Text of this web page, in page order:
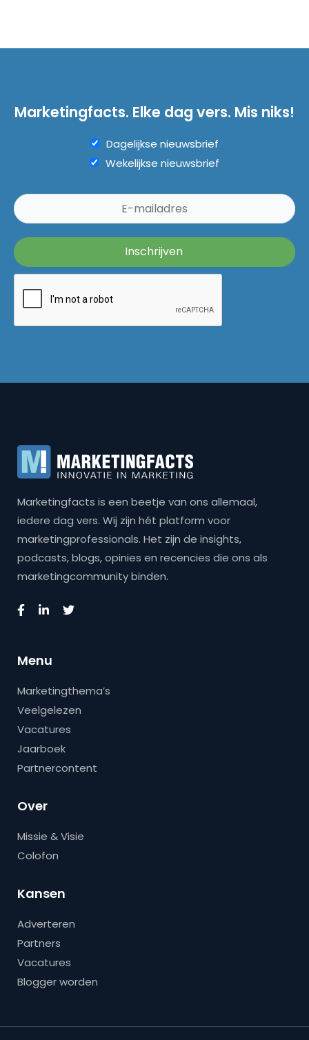
Marketingfacts. Elke dag vers. Mis niks!
Dagelijkse nieuwsbrief
Wekelijkse nieuwsbrief
Marketingfacts is een beetje van ons allemaal,
iedere dag vers. Wij zijn hét platform voor
marketingprofessionals. Het zijn de insights,
podcasts, blogs, opinies en recencies die ons als
marketingcommunity binden.
Menu
Marketingthema’s
Veelgelezen
Vacatures
Jaarboek
Partnercontent
Over
Missie & Visie
Colofon
Kansen
Adverteren
Partners
Vacatures
Blogger worden